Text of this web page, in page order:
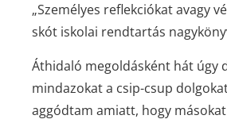
„Személyes reflekciókat avagy
skót iskolai rendtartás
Áthidaló megoldásként hát úgy
mindazokat a csip-csup
aggódtam amiatt, hogy